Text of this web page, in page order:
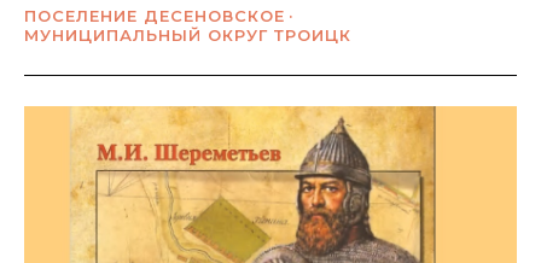
ПОСЕЛЕНИЕ ДЕСЕНОВСКОЕ
МУНИЦИПАЛЬНЫЙ ОКРУГ ТРОИЦК